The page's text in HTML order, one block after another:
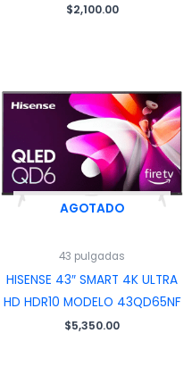
$2,100.00
AGOTADO
43 pulgadas
HISENSE 43″ SMART 4K ULTRA
HD HDR10 MODELO 43QD65NF
$5,350.00